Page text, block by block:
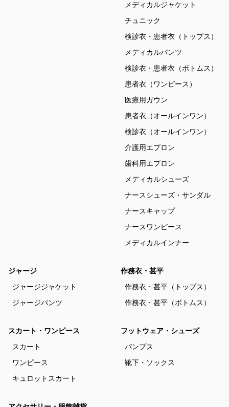
メディカルジャケット
チュニック
検診衣・患者衣（トップス）
メディカルパンツ
検診衣・患者衣（ボトムス）
患者衣（ワンピース）
医療用ガウン
患者衣（オールインワン）
検診衣（オールインワン）
介護用エプロン
歯科用エプロン
メディカルシューズ
ナースシューズ・サンダル
ナースキャップ
ナースワンピース
メディカルインナー
ジャージ
ジャージジャケット
ジャージパンツ
作務衣・甚平
作務衣・甚平（トップス）
作務衣・甚平（ボトムス）
スカート・ワンピース
スカート
ワンピース
キュロットスカート
フットウェア・シューズ
パンプス
靴下・ソックス